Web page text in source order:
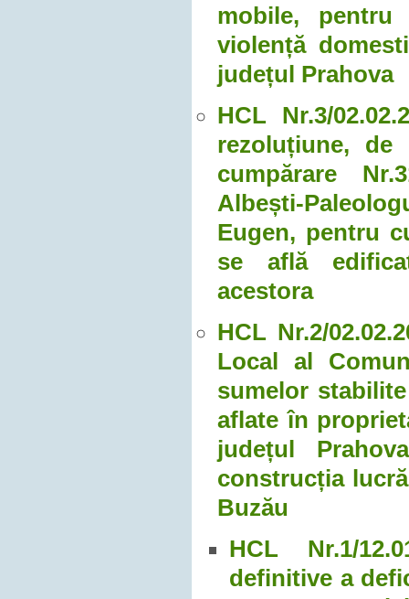
mobile,
violență
județul Prahova
HCL Nr.3/
rezoluțiune,
cumpărare
Albești-
Eugen, pentru
se află
acestora
HCL Nr.2/
Local al
sumelor
aflate în
județul
construcția
Buzău
HCL Nr.1/
definitive a